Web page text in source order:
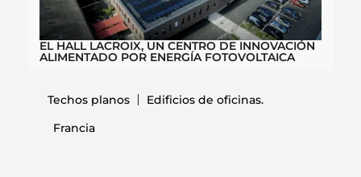
EL HALL LACROIX, UN CENTRO DE INNOVACIÓN
ALIMENTADO POR ENERGÍA FOTOVOLTAICA
Techos planos
Edificios de oficinas.
Francia